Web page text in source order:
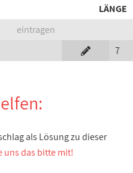
LÄNGE
eintragen
7
als Lösung zu dieser
uns das bitte mit!